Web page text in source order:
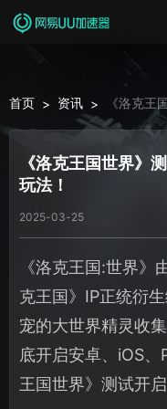
首页 > 资讯 >
《洛克王
玩法！
《洛克王国世界》
玩法！
2025-03-25
《洛克王国:世界》
克王国》IP正统衍
宠的大世界精灵收
底开启安卓、iOS
王国世界》测试开启